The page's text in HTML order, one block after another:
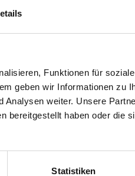
Funktionen für
geben wir Informationen zu
weiter. Unsere
bereitgestellt haben oder die
Statistiken
Stücke aus der